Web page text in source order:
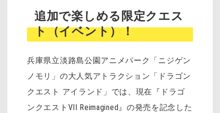
追加で楽しめる限定クエス
ト（イベント）！
兵庫県立淡路島公園アニメパーク「ニジゲン
ノモリ」の大人気アトラクション「ドラゴン
クエスト アイランド」では、現在『ドラゴ
ンクエストVII Reimagined』の発売を記念した